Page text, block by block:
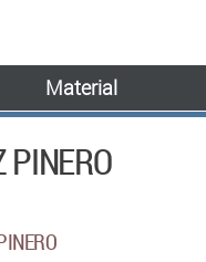
Material
PINERO